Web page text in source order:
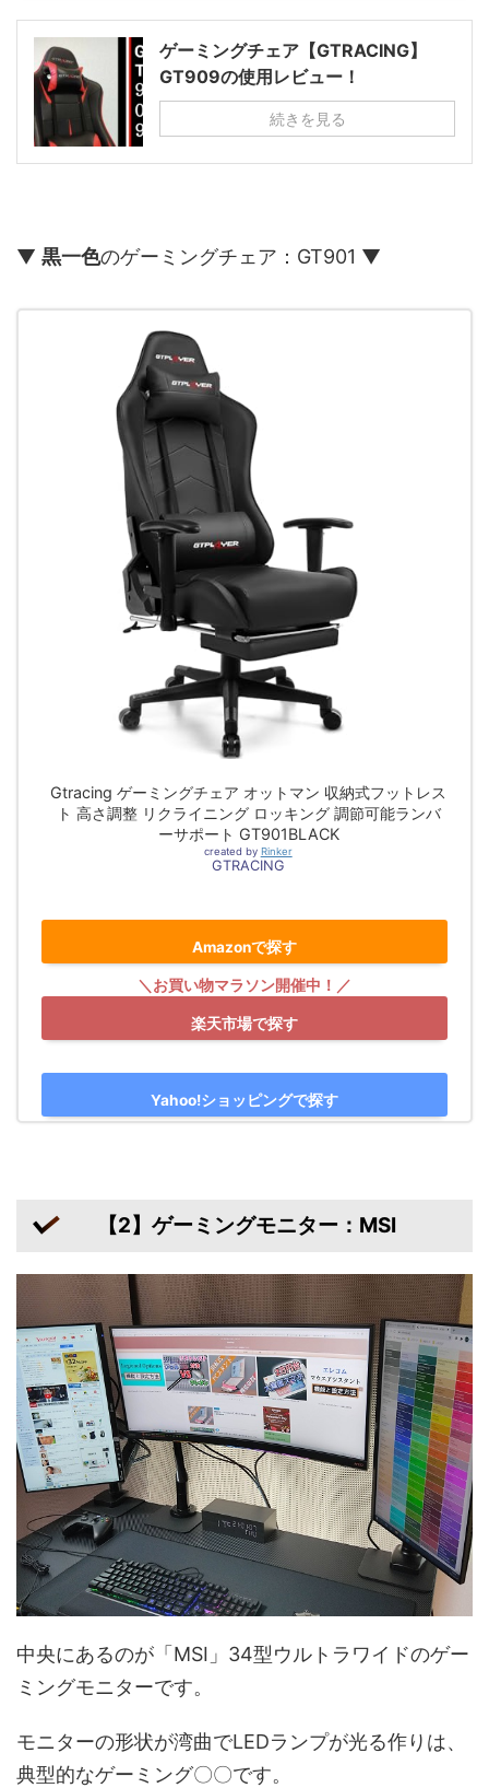
ゲーミングチェア【GTRACING】
GT909の使用レビュー！
続きを見る
▼ 黒一色のゲーミングチェア：GT901 ▼
Gtracing ゲーミングチェア オットマン 収納式フットレス
ト 高さ調整 リクライニング ロッキング 調節可能ランバ
ーサポート GT901BLACK
created by Rinker
GTRACING
Amazonで探す
楽天市場で探す
Yahoo!ショッピングで探す
【2】ゲーミングモニター：MSI
中央にあるのが「MSI」34型ウルトラワイドのゲー
ミングモニターです。
モニターの形状が湾曲でLEDランプが光る作りは、
典型的なゲーミング〇〇です。